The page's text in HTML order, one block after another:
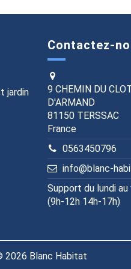
jardin
Contactez-
9 CHEMIN DU
D'ARMAND
81150 TERSSAC
France
0563450796
info@blanc-
Support du lundi au
(9h-12h 14h-17h)
2026 Blanc Habitat